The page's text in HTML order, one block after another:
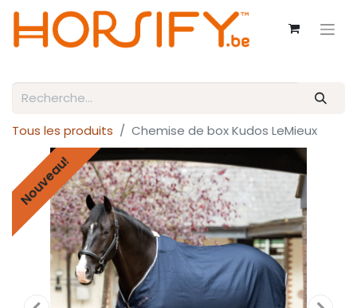
Tous les produits Chemise de box Kudos LeMieux
Nouveau!